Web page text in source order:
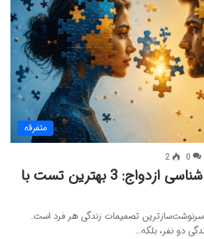
متفرقه
0
2
سوالات شخصیت شناسی ازدواج: 3 بهترین تست با
سرنوشت‌سازترین تصمیمات زندگی هر فرد است.
دو نفر، بلکه…